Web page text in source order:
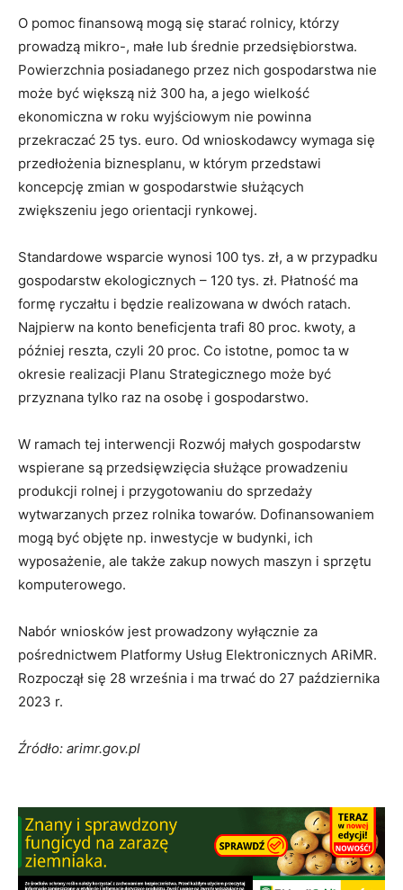
O pomoc finansową mogą się starać rolnicy, którzy
prowadzą mikro-, małe lub średnie przedsiębiorstwa.
Powierzchnia posiadanego przez nich gospodarstwa nie
może być większą niż 300 ha, a jego wielkość
ekonomiczna w roku wyjściowym nie powinna
przekraczać 25 tys. euro. Od wnioskodawcy wymaga się
przedłożenia biznesplanu, w którym przedstawi
koncepcję zmian w gospodarstwie służących
zwiększeniu jego orientacji rynkowej.
Standardowe wsparcie wynosi 100 tys. zł, a w przypadku
gospodarstw ekologicznych – 120 tys. zł. Płatność ma
formę ryczałtu i będzie realizowana w dwóch ratach.
Najpierw na konto beneficjenta trafi 80 proc. kwoty, a
później reszta, czyli 20 proc. Co istotne, pomoc ta w
okresie realizacji Planu Strategicznego może być
przyznana tylko raz na osobę i gospodarstwo.
W ramach tej interwencji Rozwój małych gospodarstw
wspierane są przedsięwzięcia służące prowadzeniu
produkcji rolnej i przygotowaniu do sprzedaży
wytwarzanych przez rolnika towarów. Dofinansowaniem
mogą być objęte np. inwestycje w budynki, ich
wyposażenie, ale także zakup nowych maszyn i sprzętu
komputerowego.
Nabór wniosków jest prowadzony wyłącznie za
pośrednictwem Platformy Usług Elektronicznych ARiMR.
Rozpoczął się 28 września i ma trwać do 27 października
2023 r.
Źródło: arimr.gov.pl